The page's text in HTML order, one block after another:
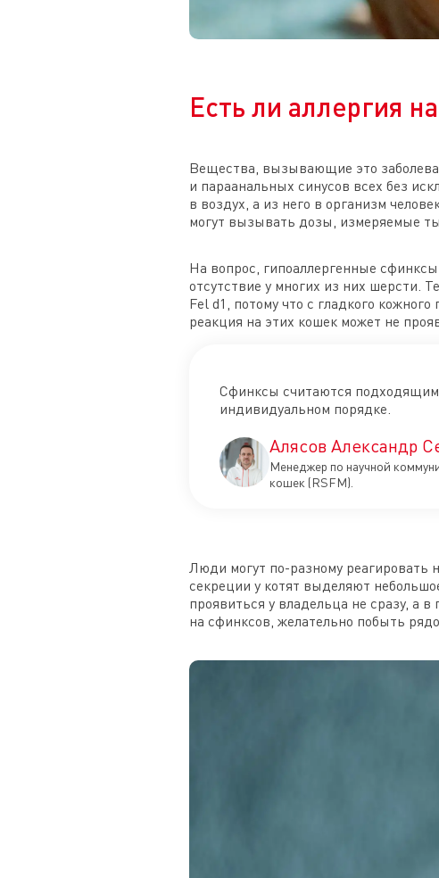
Есть ли аллергия
Вещества, вызывающие это
и параанальных синусов всех без
в воздух, а из него в организм
могут вызывать дозы, измеряемые
На вопрос, гипоаллергенные
отсутствие у многих из них шерсти.
Fel d1, потому что с гладкого
реакция на этих кошек может не
Сфинксы считаются
индивидуальном порядке.
Алясов Александр
Менеджер по научной
кошек (RSFM).
Люди могут по-разному реагировать
секреции у котят выделяют
проявиться у владельца не сразу, а
на сфинксов, желательно побыть